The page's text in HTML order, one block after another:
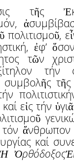
τῆς
ἐφ’
τῶν
τήν
συμβολῆς
εἰς τήν
ἄνθρωπον
καί
Ἡ ὈρθόδοξοςἘ